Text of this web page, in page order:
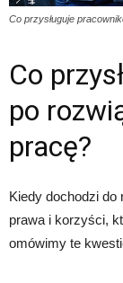
Co przysługuje
Co
po
pracę?
Kiedy dochodzi do
prawa i korzyści,
omówimy te